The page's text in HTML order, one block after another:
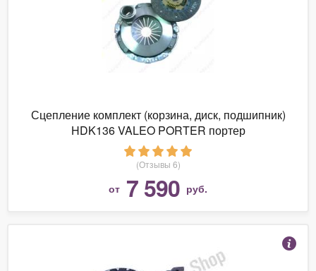
Сцепление комплект (корзина, диск, подшипник)
HDK136 VALEO PORTER портер
(Отзывы 6)
от 7 590 руб.